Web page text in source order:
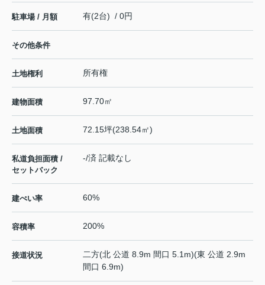
駐車場 / 月額 有(2台) / 0円
その他条件
土地権利 所有権
建物面積 97.70㎡
土地面積 72.15坪(238.54㎡)
私道負担面積 /
セットバック
-/済 記載なし
建ぺい率 60%
容積率 200%
接道状況
二方(北 公道 8.9m 間口 5.1m)(東 公道 2.9m
間口 6.9m)